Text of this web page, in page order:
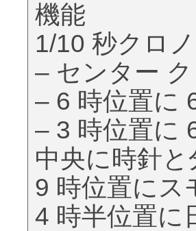
機能
1/10 秒クロ
– センター
– 6 時位置に
– 3 時位置に
中央に時針と
9 時位置にス
4 時半位置に